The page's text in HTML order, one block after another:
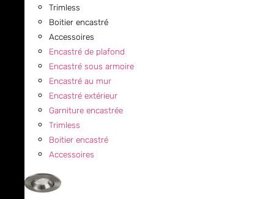
Trimless
Boitier encastré
Accessoires
Encastré de plafond
Encastré sous armoire
Encastré au mur
Encastré extérieur
Garniture encastrée
Trimless
Boitier encastré
Accessoires